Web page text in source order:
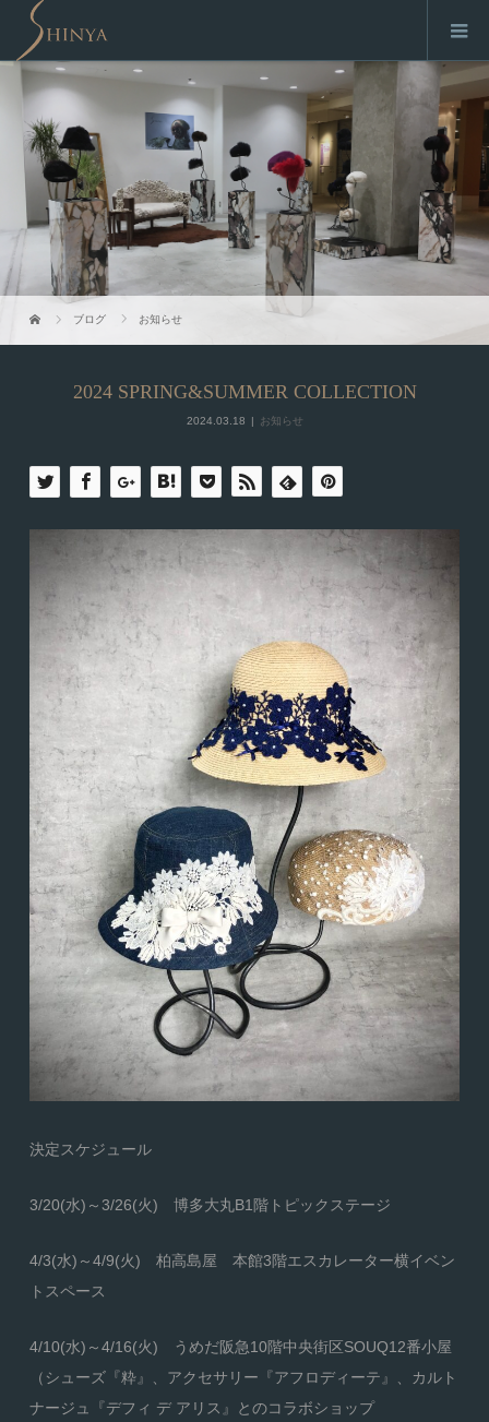
ブログ お知らせ
2024 SPRING&SUMMER COLLECTION
2024.03.18 お知らせ
決定スケジュール
3/20(水)～3/26(火) 博多大丸B1階トピックステージ
4/3(水)～4/9(火) 柏高島屋 本館3階エスカレーター横イベン
トスペース
4/10(水)～4/16(火) うめだ阪急10階中央街区SOUQ12番小屋
（シューズ『粋』、アクセサリー『アフロディーテ』、カルト
ナージュ『デフィ デ アリス』とのコラボショップ